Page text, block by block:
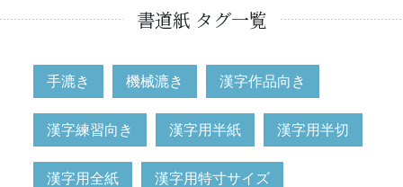
書道紙 タグ一覧
手漉き 機械漉き 漢字作品向き
漢字練習向き 漢字用半紙 漢字用半切
漢字用全紙 漢字用特寸サイズ